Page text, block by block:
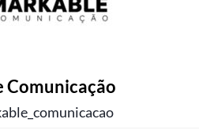
Comunicação